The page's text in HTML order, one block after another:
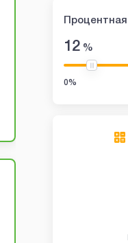
12 %
0%